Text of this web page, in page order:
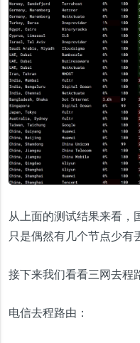
从上面的测试结果来看，
只是偶然有几个节点少有
接下来我们看看三网去程
电信去程路由：